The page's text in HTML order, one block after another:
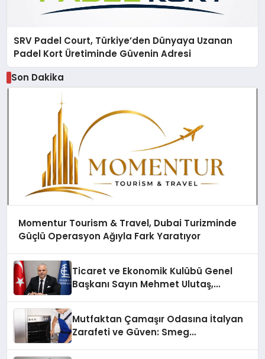
SRV Padel Court, Türkiye’den Dünyaya Uzanan
Padel Kort Üretiminde Güvenin Adresi
Son Dakika
Momentur Tourism & Travel, Dubai Turizminde
Güçlü Operasyon Ağıyla Fark Yaratıyor
Ticaret ve Ekonomik Kulübü Genel
Başkanı Sayın Mehmet Ulutaş,
Mutfaktan Çamaşır Odasına İtalyan
Zarafeti ve Güven: Smeg